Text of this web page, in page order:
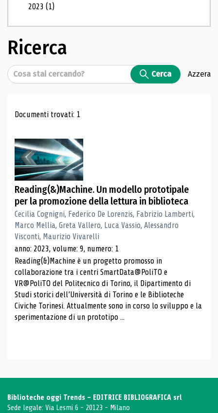
2023(1)
Ricerca
Cerca Cerca Azzera
Risultati di ricerca
Documenti trovati: 1
Reading(&)Machine. Un modello prototipale
per la promozione della lettura in biblioteca
Cecilia Cognigni, Federico De Lorenzis, Fabrizio Lamberti,
Marco Mellia, Greta Vallero, Luca Vassio, Alessandro
Visconti, Maurizio Vivarelli
anno: 2023, volume: 9, numero: 1
Reading(&)Machine è un progetto promosso in
collaborazione tra i centri SmartData@PoliTO e
VR@PoliTO del Politecnico di Torino, il Dipartimento di
Studi storici dell’Università di Torino e le Biblioteche
Civiche Torinesi. Attualmente sono in corso lo sviluppo e la
sperimentazione di un prototipo ...
Biblioteche oggi Trends - EDITRICE BIBLIOGRAFICA srl
Sede legale: Via Lesmi 6 - 20123 - Milano